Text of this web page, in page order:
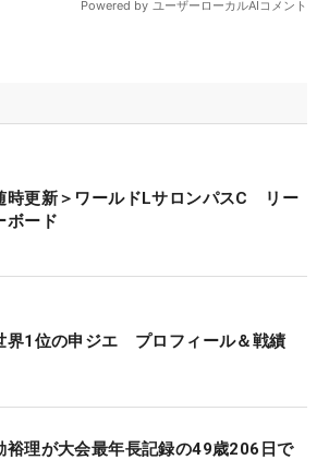
時更新＞ワールドLサロンパスC リー
ボード
界1位の申ジエ プロフィール＆戦績
裕理が大会最年長記録の49歳206日で